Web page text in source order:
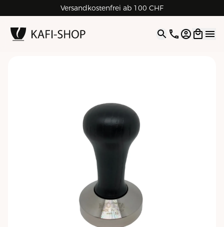
Versandkostenfrei ab 100 CHF
4.9| 5.0 Google
Open